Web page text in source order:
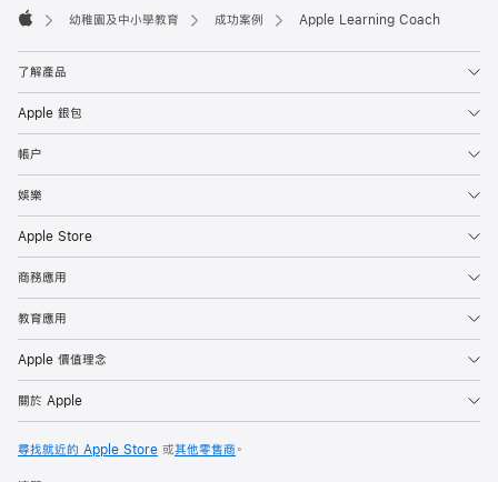

幼稚園及中小學教育 成功案例 Apple Learning Coach
了解產品
Apple 銀包
帳户
娛樂
Apple Store
商務應用
教育應用
Apple 價值理念
關於 Apple
尋找就近的 Apple Store 或其他零售商 。